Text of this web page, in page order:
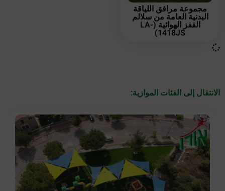
مجموعة مرافق اللياقة
البدنية العامة من سلالم
القفز الهوائية (LA-
1418JS)
الانتقال إلى الفئات الموازية: